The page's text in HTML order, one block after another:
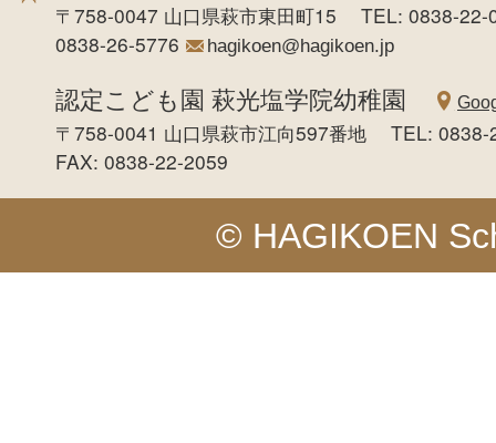
〒758-0047 山口県萩市東田町15 TEL: 0838-
0838-26-5776
hagikoen@hagikoen.jp
認定こども園 萩光塩学院幼稚園
〒758-0041 山口県萩市江向597番地 TEL:
FAX: 0838-22-2059
© HAGIKOEN